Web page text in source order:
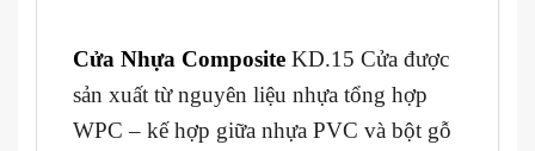
Cửa Nhựa Composite KD.15 Cửa được
sản xuất từ nguyên liệu nhựa tổng hợp
WPC – kế hợp giữa nhựa PVC và bột gỗ